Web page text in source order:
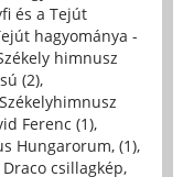
és a Tejút
hagyománya -
himnusz
(2),
Ferenc (1),
Hungarorum, (1),
Draco csillagkép,